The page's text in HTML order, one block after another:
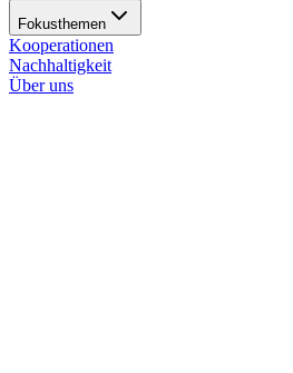
Fokusthemen
Kooperationen
Nachhaltigkeit
Über uns